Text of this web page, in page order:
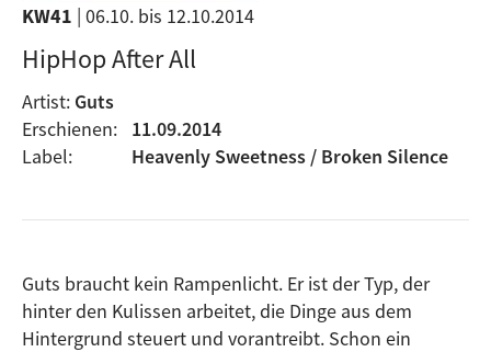
KW41 | 06.10. bis 12.10.2014
HipHop After All
Artist: Guts
Erschienen:
11.09.2014
Label:
Heavenly Sweetness / Broken Silence
Guts braucht kein Rampenlicht. Er ist der Typ, der
hinter den Kulissen arbeitet, die Dinge aus dem
Hintergrund steuert und vorantreibt. Schon ein